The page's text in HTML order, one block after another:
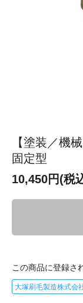
【塗装／機
固定型
10,450円(税
この商品に登録さ
大塚刷毛製造株式会